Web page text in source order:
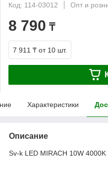
Код: 114-03012
Опт и
8 790 ₸
7 911 ₸ от 10 шт.
Характеристики
Описание
Sv-k LED MIRACH 10W